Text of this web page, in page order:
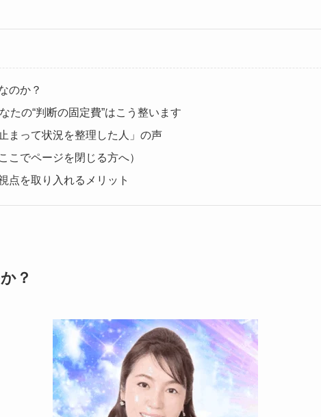
のか？
たの“判断の固定費”はこう整います
まって状況を整理した人」の声
こでページを閉じる方へ）
点を取り入れるメリット
？